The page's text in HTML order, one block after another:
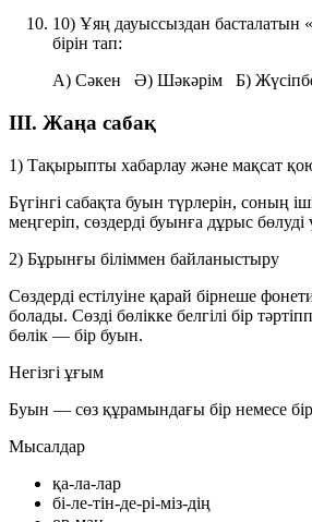
10) Ұяң дауыссыздан басталатын
бірін тап:
A) Сәкен Ә) Шәкәрім Б)
III. Жаңа сабақ
1) Тақырыпты хабарлау және мақсат
Бүгінгі сабақта буын түрлерін, соның
меңгеріп, сөздерді буынға дұрыс бөлуді
2) Бұрынғы біліммен байланыстыру
Сөздерді естілуіне қарай бірнеше
болады. Сөзді бөлікке белгілі бір
бөлік — бір буын.
Негізгі ұғым
Буын — сөз құрамындағы бір немесе
Мысалдар
қа-ла-лар
бі-ле-тін-де-рі-міз-дің